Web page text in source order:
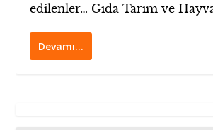
edilenler… Gıda Tarım ve
Devamı…